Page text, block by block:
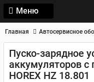
Меню
Главная Автосервисное
Пуско-зарядное
аккумуляторов
HOREX HZ 18.801